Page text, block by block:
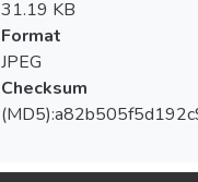
31.19 KB
Format
JPEG
Checksum